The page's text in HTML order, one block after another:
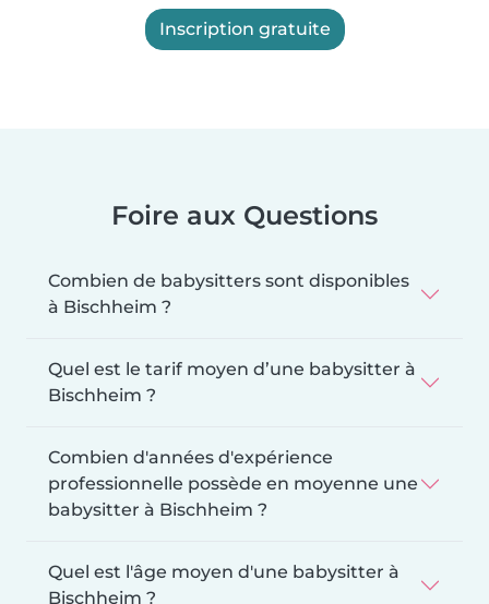
Inscription gratuite
Foire aux Questions
Combien de babysitters sont disponibles
à Bischheim ?
Quel est le tarif moyen d’une babysitter à
Bischheim ?
Combien d'années d'expérience
professionnelle possède en moyenne une
babysitter à Bischheim ?
Quel est l'âge moyen d'une babysitter à
Bischheim ?